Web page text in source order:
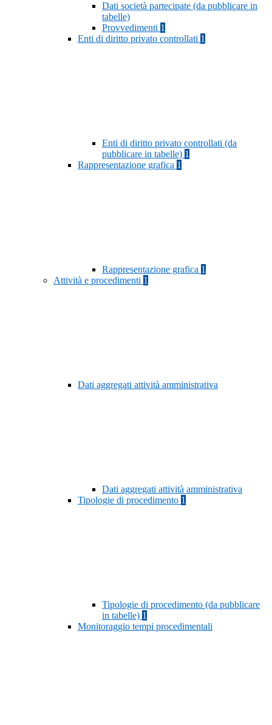
Dati società partecipate (da pubblicare in
tabelle)
Provvedimenti 1
Enti di diritto privato controllati 1
Enti di diritto privato controllati (da
pubblicare in tabelle) 1
Rappresentazione grafica 1
Rappresentazione grafica 1
Attività e procedimenti 1
Dati aggregati attività amministrativa
Dati aggregati attività amministrativa
Tipologie di procedimento 1
Tipologie di procedimento (da pubblicare
in tabelle) 1
Monitoraggio tempi procedimentali